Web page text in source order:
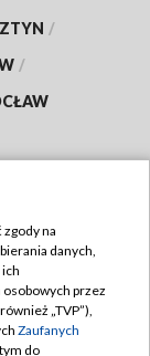
/
/
na
danych,
przez
„TVP”),
Zaufanych
do